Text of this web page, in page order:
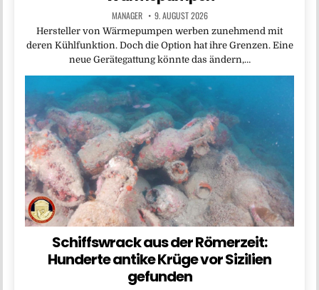
MANAGER 9. AUGUST 2026
Hersteller von Wärmepumpen werben zunehmend mit
deren Kühlfunktion. Doch die Option hat ihre Grenzen. Eine
neue Gerätegattung könnte das ändern,…
Schiffswrack aus der Römerzeit:
Hunderte antike Krüge vor Sizilien
gefunden